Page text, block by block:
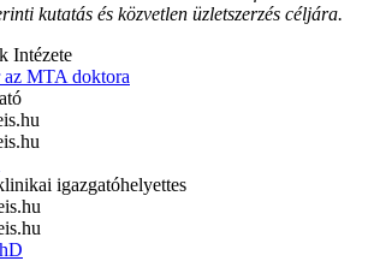
kutatás és közvetlen üzletszerzés céljára.
Intézete
MTA doktora
igazgatóhelyettes